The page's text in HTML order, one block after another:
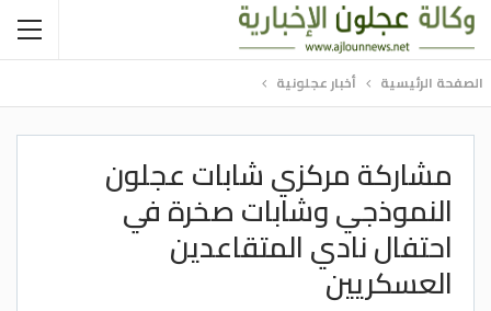
الصفحة الرئيسية أخبار عجلونية
مشاركة مركزي شابات عجلون
النموذجي وشابات صخرة في
احتفال نادي المتقاعدين
العسكريين